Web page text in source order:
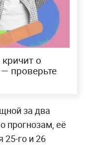
о
проверьте
за два
прогнозам, её
25-го и 26